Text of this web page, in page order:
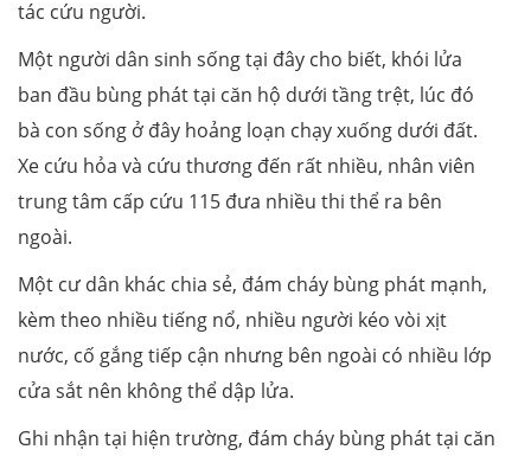
tác cứu người.
Một người dân sinh sống tại đây cho biết, khói lửa
ban đầu bùng phát tại căn hộ dưới tầng trệt, lúc đó
bà con sống ở đây hoảng loạn chạy xuống dưới đất.
Xe cứu hỏa và cứu thương đến rất nhiều, nhân viên
trung tâm cấp cứu 115 đưa nhiều thi thể ra bên
ngoài.
Một cư dân khác chia sẻ, đám cháy bùng phát mạnh,
kèm theo nhiều tiếng nổ, nhiều người kéo vòi xịt
nước, cố gắng tiếp cận nhưng bên ngoài có nhiều lớp
cửa sắt nên không thể dập lửa.
Ghi nhận tại hiện trường, đám cháy bùng phát tại căn